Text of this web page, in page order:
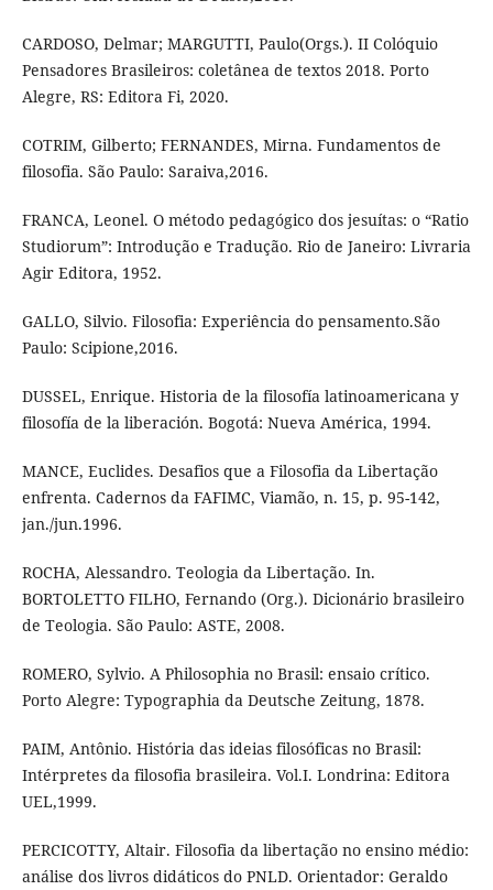
CARDOSO, Delmar; MARGUTTI, Paulo(Orgs.). II Colóquio
Pensadores Brasileiros: coletânea de textos 2018. Porto
Alegre, RS: Editora Fi, 2020.
COTRIM, Gilberto; FERNANDES, Mirna. Fundamentos de
filosofia. São Paulo: Saraiva,2016.
FRANCA, Leonel. O método pedagógico dos jesuítas: o “Ratio
Studiorum”: Introdução e Tradução. Rio de Janeiro: Livraria
Agir Editora, 1952.
GALLO, Silvio. Filosofia: Experiência do pensamento.São
Paulo: Scipione,2016.
DUSSEL, Enrique. Historia de la filosofía latinoamericana y
filosofía de la liberación. Bogotá: Nueva América, 1994.
MANCE, Euclides. Desafios que a Filosofia da Libertação
enfrenta. Cadernos da FAFIMC, Viamão, n. 15, p. 95-142,
jan./jun.1996.
ROCHA, Alessandro. Teologia da Libertação. In.
BORTOLETTO FILHO, Fernando (Org.). Dicionário brasileiro
de Teologia. São Paulo: ASTE, 2008.
ROMERO, Sylvio. A Philosophia no Brasil: ensaio crítico.
Porto Alegre: Typographia da Deutsche Zeitung, 1878.
PAIM, Antônio. História das ideias filosóficas no Brasil:
Intérpretes da filosofia brasileira. Vol.I. Londrina: Editora
UEL,1999.
PERCICOTTY, Altair. Filosofia da libertação no ensino médio:
análise dos livros didáticos do PNLD. Orientador: Geraldo